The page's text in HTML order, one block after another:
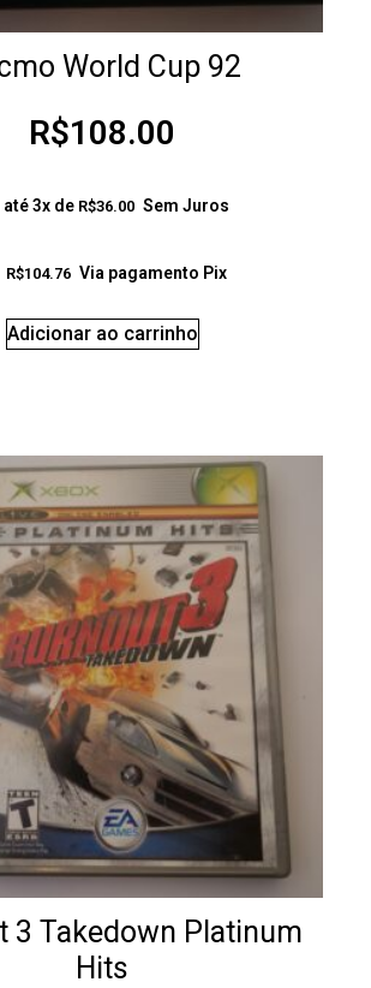
World Cup 92
R$108.00
até 3x de R$36.00 Sem Juros
R$104.76 Via pagamento Pix
Adicionar ao carrinho
3 Takedown Platinum
Hits